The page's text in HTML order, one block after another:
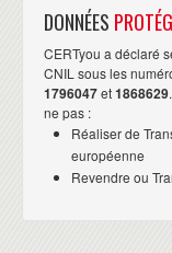
DONNÉES
CERTyou a déclaré
CNIL sous les
1796047et1868629
ne pas :
Réaliser de
européenne
Revendre ou